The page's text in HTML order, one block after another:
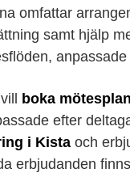
omfattar
samt hjälp
boka
efter
i Kista och
erbjudanden